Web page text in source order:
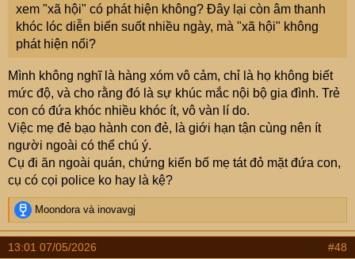
xem "xã hội" có phát hiện không? Đây lại còn âm thanh
khóc lóc diễn biến suốt nhiều ngày, mà "xã hội" không
phát hiện nổi?
Mình không nghĩ là hàng xóm vô cảm, chỉ là họ không biết
mức độ, và cho rằng đó là sự khúc mắc nội bộ gia đình. Trẻ
con có đứa khóc nhiều khóc ít, vô vàn lí do.
Việc mẹ đẻ bạo hành con đẻ, là giới hạn tận cùng nên ít
người ngoài có thể chú ý.
Cụ đi ăn ngoài quán, chứng kiến bố mẹ tát đỏ mặt đứa con,
cụ có cọi police ko hay là kệ?
R
e
a
c
Moondoravà inovavgj
13:01 07/05/2026 #48